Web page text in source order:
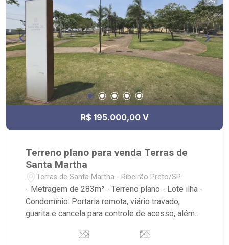
R$ 195.000,00 V
Terreno plano para venda Terras de
Santa Martha
Terras de Santa Martha - Ribeirão Preto/SP
- Metragem de 283m² - Terreno plano - Lote ilha -
Condomínio: Portaria remota, viário travado,
guarita e cancela para controle de acesso, além
playground e segurança com monitoramento por